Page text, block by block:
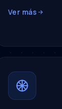
Ver más